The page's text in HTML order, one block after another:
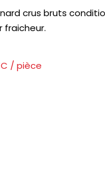
crus bruts
fraicheur.
/ pièce